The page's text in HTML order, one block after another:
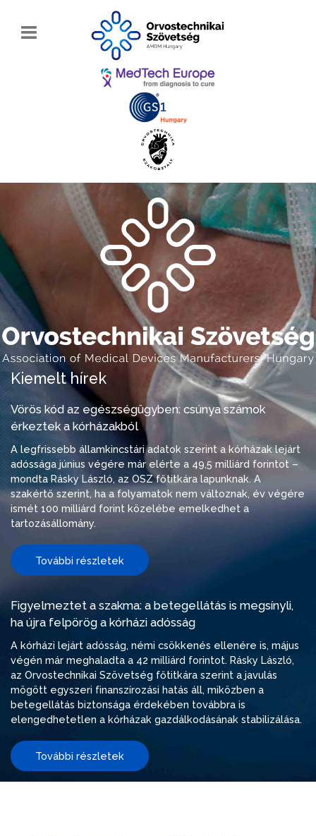
Kiemelt hírek
Vörös kód az egészségügyben: csúnya számok
érkeztek a kórházakból
A legfrissebb államkincstári adatok szerint a kórházak lejárt
adóssága június végére már elérte a 49,5 milliárd forintot –
mondta Rásky László, az OSZ főtitkára lapunknak. A
szakértő szerint, ha a folyamatok nem változnak, év végére
ismét 100 milliárd forint közelébe emelkedhet a
tartozásállomány.
További részletek
Figyelmeztet a szakma: a betegellátás is megsínyli,
ha újra felpörög a kórházi adósság
A kórházi lejárt adósság, némi csökkenés ellenére is, május
végén már meghaladta a 42 milliárd forintot. Rásky László,
az Orvostechnikai Szövetség főtitkára szerint a javulás
mögött egyszeri finanszírozási hatás áll, miközben a
betegellátás biztonsága érdekében továbbra is
elengedhetetlen a kórházak gazdálkodásának stabilizálása.
További részletek